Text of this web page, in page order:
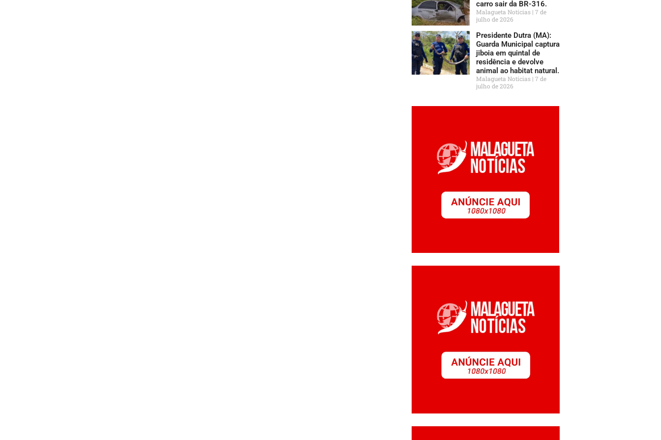
carro sair da BR-316.
Malagueta Notícias 7 de
julho de 2026
Presidente Dutra (MA):
Guarda Municipal captura
jiboia em quintal de
residência e devolve
animal ao habitat natural.
Malagueta Notícias 7 de
julho de 2026